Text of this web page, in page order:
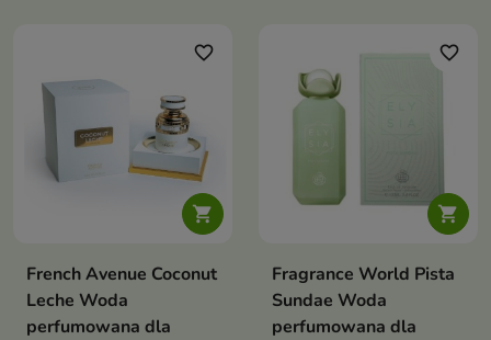

favorite_border
French Avenue Coconut
Leche Woda
perfumowana dla

favorite_border
Fragrance World Pista
Sundae Woda
perfumowana dla